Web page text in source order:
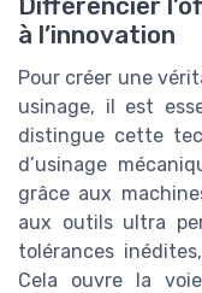
à l’innovation
Pour créer une
usinage, il est
distingue cette
d’usinage
grâce aux
aux outils ultra
tolérances
Cela ouvre la